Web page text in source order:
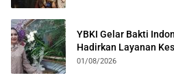
YBKI Gelar Bakti
Hadirkan Layanan
Kebangsaan
01/08/2026